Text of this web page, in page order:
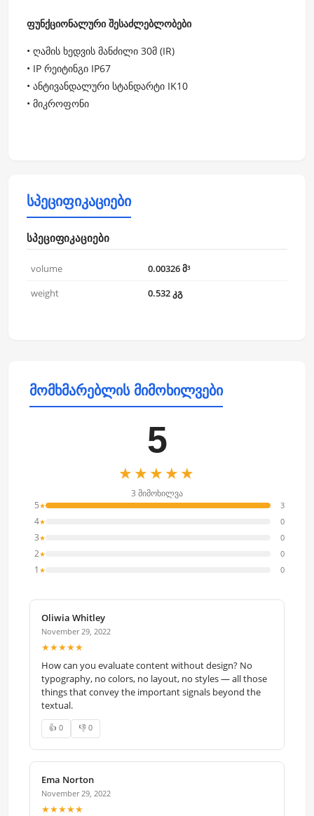
ფუნქციონალური შესაძლებლობები
• ღამის ხედვის მანძილი 30მ (IR)
• IP რეიტინგი IP67
• ანტივანდალური სტანდარტი IK10
• მიკროფონი
სპეციფიკაციები
სპეციფიკაციები
volume
0.00326 მ³
weight
0.532 კგ
მომხმარებლის მიმოხილვები
5
★★★★★
3 მიმოხილვა
5★ 3
4★ 0
3★ 0
2★ 0
1 ★ 0
Oliwia Whitley
November 29, 2022
★★★★★
How can you evaluate content without design? No
typography, no colors, no layout, no styles — all those
things that convey the important signals beyond the
textual.
👍 0 👎 0
Ema Norton
November 29, 2022
★★★★★